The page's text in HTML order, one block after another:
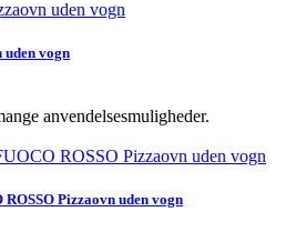
vogn
anvendelsesmuligheder.
Pizzaovn uden vogn